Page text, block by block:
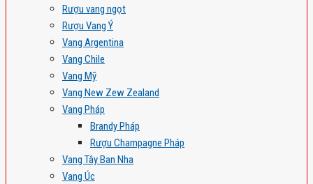
Rượu vang ngọt
Rượu Vang Ý
Vang Argentina
Vang Chile
Vang Mỹ
Vang New Zew Zealand
Vang Pháp
Brandy Pháp
Rượu Champagne Pháp
Vang Tây Ban Nha
Vang Úc